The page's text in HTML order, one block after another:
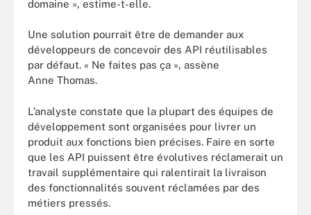
domaine », estime-t-elle.
Une solution pourrait être de demander aux
développeurs de concevoir des API réutilisables
par défaut. « Ne faites pas ça », assène
Anne Thomas.
L’analyste constate que la plupart des équipes de
développement sont organisées pour livrer un
produit aux fonctions bien précises. Faire en sorte
que les API puissent être évolutives réclamerait un
travail supplémentaire qui ralentirait la livraison
des fonctionnalités souvent réclamées par des
métiers pressés.